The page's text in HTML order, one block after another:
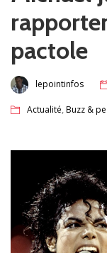
pactole
lepointinfos
Actualité,Buzz &